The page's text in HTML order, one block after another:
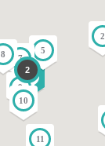
2
3
5
7
8
9
10
11
2